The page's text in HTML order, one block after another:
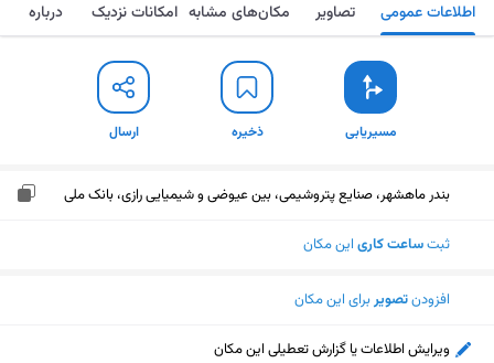
مسیریابی ذخیره ارسال اطلاعات عمومی تصاویر مکان‌های مشابه امکانات نزدیک درباره
مسیریابی ذخیره ارسال
بندر ماهشهر، صنایع پتروشیمی، بین عیوضی و شیمیایی رازی، بانک ملی
ثبتساعت کاری این مکان
افزودنتصویربرای این مکان
ویرایش اطلاعات یا گزارش تعطیلی این مکان